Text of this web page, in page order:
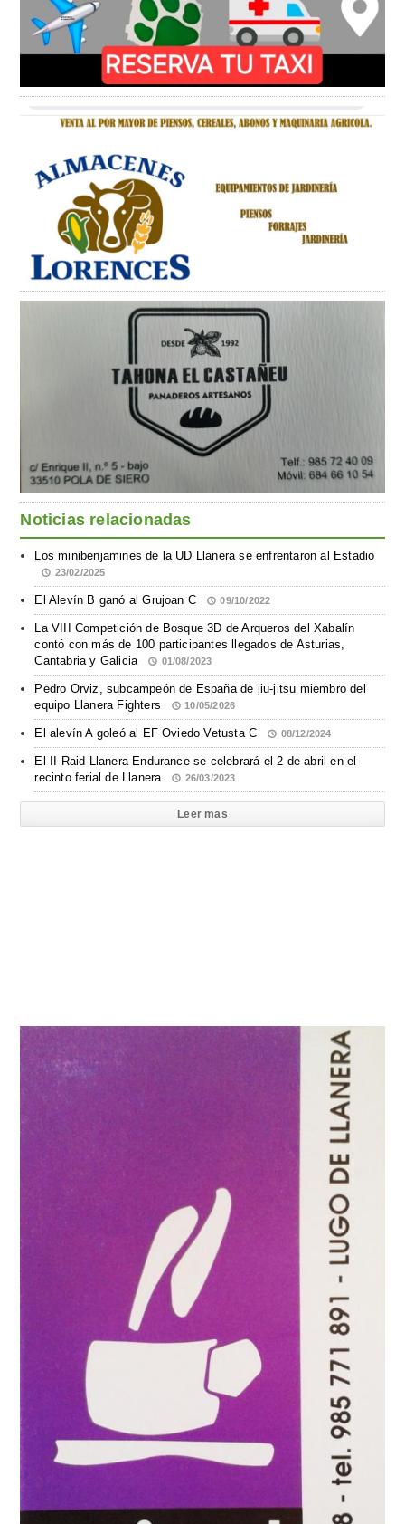
Noticias relacionadas
Los minibenjamines de la UD Llanera se enfrentaron al Estadio
23/02/2025
El Alevín B ganó al Grujoan C 09/10/2022
La VIII Competición de Bosque 3D de Arqueros del Xabalín
contó con más de 100 participantes llegados de Asturias,
Cantabria y Galicia
01/08/2023
Pedro Orviz, subcampeón de España de jiu-jitsu miembro del
equipo Llanera Fighters
10/05/2026
El alevín A goleó al EF Oviedo Vetusta C 08/12/2024
El II Raid Llanera Endurance se celebrará el 2 de abril en el
recinto ferial de Llanera
26/03/2023
Leer mas